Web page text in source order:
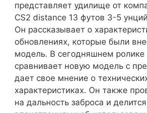
представляет удилище от
CS2 distance 13 футов 3-5
Он рассказывает о
обновлениях, которые были
модель. В сегодняшнем
сравнивает новую модель с
дает свое мнение о
характеристиках. Он также
на дальность заброса и